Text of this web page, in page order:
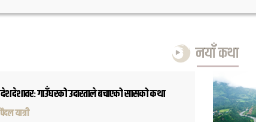
नयाँ कथा
देशदेशावरः गाउँघरको उदारताले बचाएको सासको कथा
पैदल यात्री